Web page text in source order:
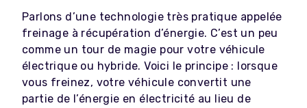
Parlons d’une technologie très pratique appelée
freinage à récupération d’énergie. C’est un peu
comme un tour de magie pour votre véhicule
électrique ou hybride. Voici le principe : lorsque
vous freinez, votre véhicule convertit une
partie de l’énergie en électricité au lieu de